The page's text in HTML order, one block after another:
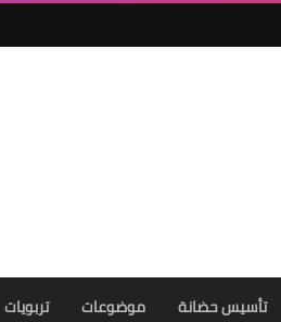
تأسيس حضانة موضوعات تربويات